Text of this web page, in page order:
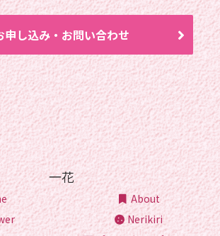
申し込み・お問い合わせ
一花
About
Nerikiri